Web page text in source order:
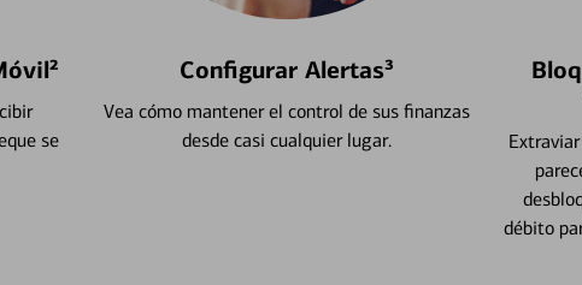
se
Configurar Alertas³
Vea cómo mantener el control de sus finanzas
desde casi cualquier lugar.
débito